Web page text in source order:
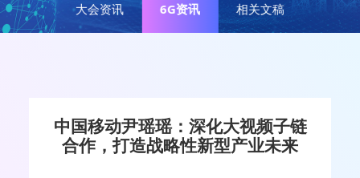
大会资讯 6G资讯 相关文稿
中国移动尹瑶瑶：深化大视频子链
合作，打造战略性新型产业未来